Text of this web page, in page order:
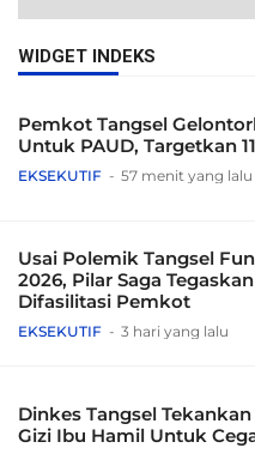
WIDGET INDEKS
Pemkot Tangsel
Untuk PAUD, Targetkan
EKSEKUTIF 57 menit yang lalu
Usai Polemik Tangsel
2026, Pilar Saga
Difasilitasi Pemkot
EKSEKUTIF 3 hari yang lalu
Dinkes Tangsel
Gizi Ibu Hamil Untuk